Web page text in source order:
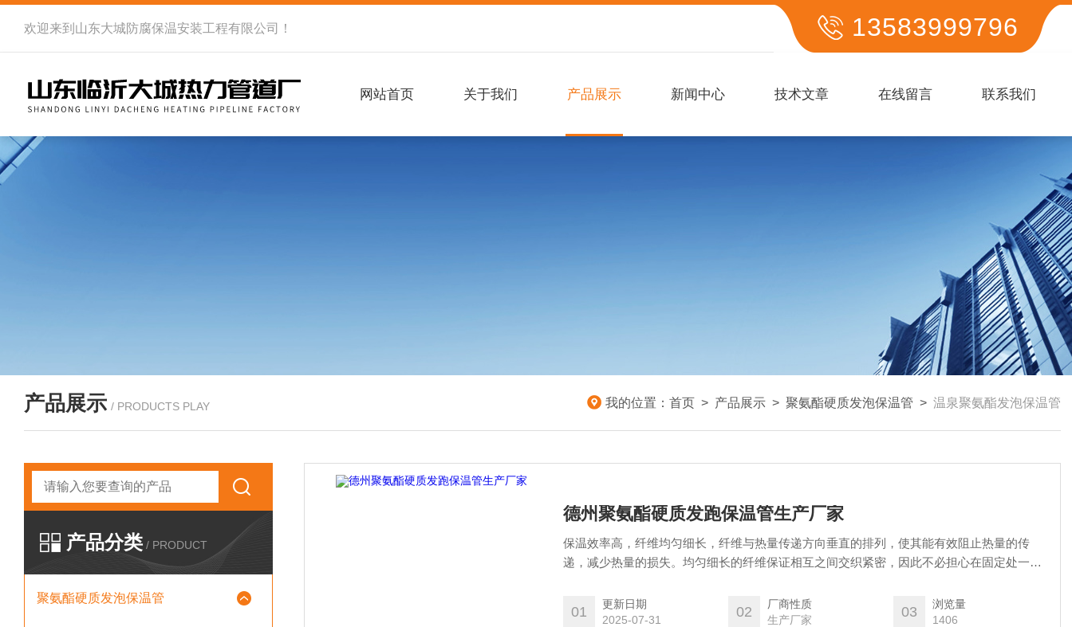
欢迎来到 山东大城防腐保温安装工程有限公司 ！ 13583999796
网站首页 关于我们 产品展示 新闻中心 技术文章 在线留言 联系我们
产品展示 / PRODUCTS PLAY 我的位置： 首页 > 产品展示 > 聚氨酯硬质发泡保温管 > 温泉聚氨酯发泡保温管
产品分类 / PRODUCT
聚氨酯硬质发泡保温管
德州聚氨酯硬质发跑保温管生产厂家
保温效率高，纤维均匀细长，纤维与热量传递方向垂直的排列，使其能有效阻止热量的传
递，减少热量的损失。均匀细长的纤维保证相互之间交织紧密，因此不必担心在固定处一钉
导致热损失随使用时间而增大的现象。德州聚氨酯硬质发跑保温管生产厂家
01
更新日期
2025-07-31
02
厂商性质
生产厂家
03
浏览量
1406